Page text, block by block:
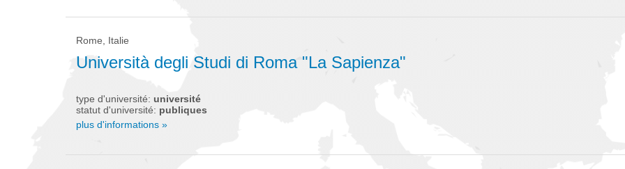
Rome, Italie
Università degli Studi di Roma "La Sapienza"
type d'université: université
statut d'université: publiques
plus d'informations »